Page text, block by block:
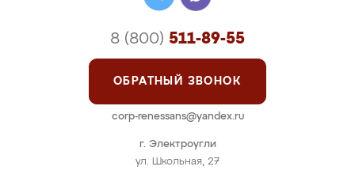
г. Электроугли
ул. Школьная, 27
8 (800) 511-89-55
ОБРАТНЫЙ ЗВОНОК
corp-renessans@yandex.ru